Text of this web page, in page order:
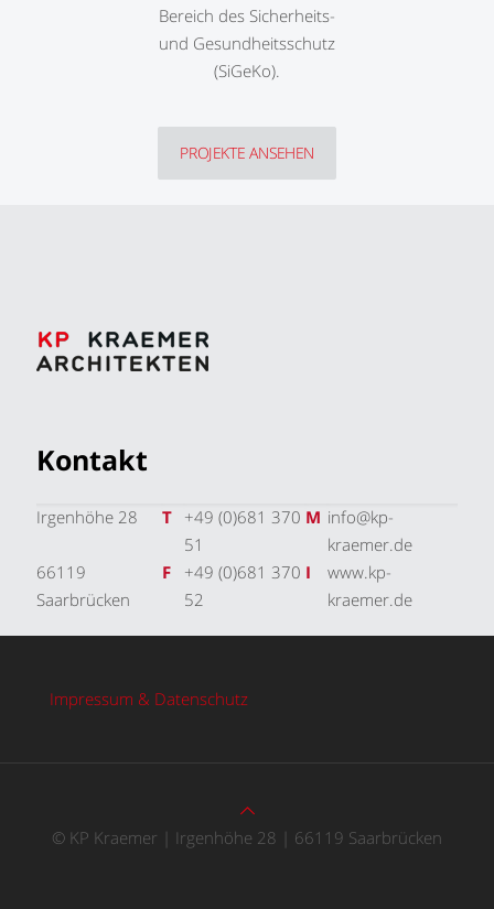
Bereich des Sicherheits-
und Gesundheitsschutz
(SiGeKo).
PROJEKTE ANSEHEN
Kontakt
Irgenhöhe 28 T +49 (0)681 370
51
M info@kp-
kraemer.de
66119
Saarbrücken
F
+49 (0)681 370
52
I
www.kp-
kraemer.de
Impressum & Datenschutz
© KP Kraemer | Irgenhöhe 28 | 66119 Saarbrücken